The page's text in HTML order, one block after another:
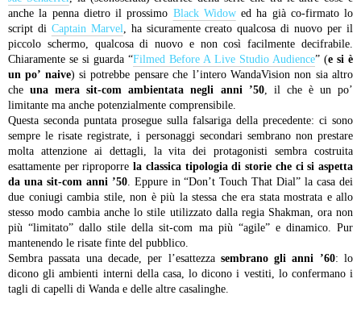
anche la penna dietro il prossimo Black Widowed ha già co-firmato lo
script di Captain Marvel
, ha sicuramente creato qualcosa di nuovo per il
piccolo schermo, qualcosa di nuovo e non così facilmente decifrabile.
Chiaramente se si guarda “Filmed Before A Live Studio Audience” (e si è
un po’ naive) si potrebbe pensare che l’intero WandaVision non sia altro
cheuna mera sit-com ambientata negli anni ’50, il che è un po’
limitante ma anche potenzialmente comprensibile.
Questa seconda puntata prosegue sulla falsariga della precedente: ci sono
sempre le risate registrate, i personaggi secondari sembrano non prestare
molta attenzione ai dettagli, la vita dei protagonisti sembra costruita
esattamente per riproporrela classica tipologia di storie che ci si aspetta
da una sit-com anni ’50. Eppure in “Don’t Touch That Dial” la casa dei
due coniugi cambia stile, non è più la stessa che era stata mostrata e allo
stesso modo cambia anche lo stile utilizzato dalla regia Shakman, ora non
più “limitato” dallo stile della sit-com ma più “agile” e dinamico. Pur
mantenendo le risate finte del pubblico.
Sembra passata una decade, per l’esattezza sembrano gli anni ’60: lo
dicono gli ambienti interni della casa, lo dicono i vestiti, lo confermano i
tagli di capelli di Wanda e delle altre casalinghe.